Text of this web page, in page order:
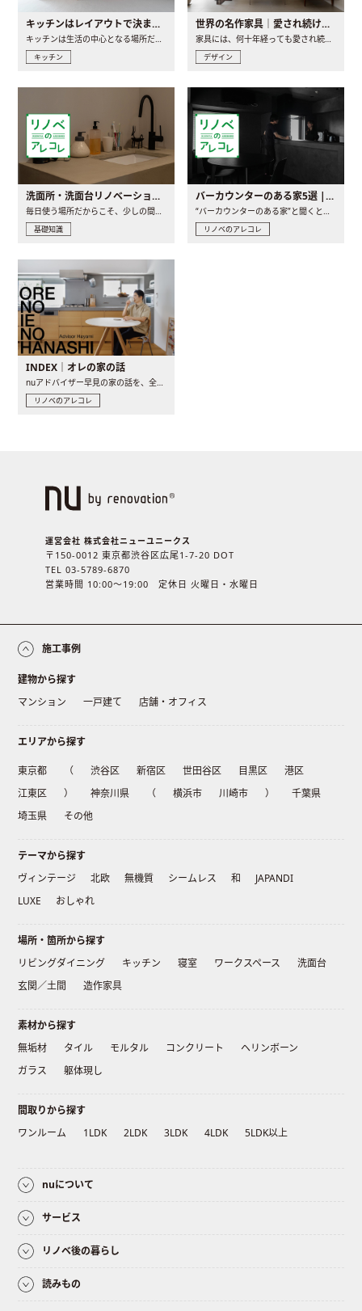
キッチンはレイアウトで決まる。後悔しないための考え方と選び方
キッチンは生活の中心となる場所だからこそ、家の中のどこに置..
キッチン
世界の名作家具｜愛され続ける理由と一生モノとの出会い方
家具には、何十年経っても愛され続ける「名作」と呼ばれるもの..
デザイン
洗面所・洗面台リノベーションの事例と間取りアイデア
毎日使う場所だからこそ、少しの間取りの工夫や素材の選び方で..
基礎知識
バーカウンターのある家5選 | 日常に馴染む“距離の近い”キッチンとは
“バーカウンターのある家”と聞くと、少し特別な、大人のための..
リノベのアレコレ
INDEX｜オレの家の話
nuアドバイザー早見の家の話を、全4話でお届け。リノベーションを..
リノベのアレコレ
運営会社 株式会社ニューユニークス
〒150-0012 東京都渋谷区広尾1-7-20 DOT
TEL 03-5789-6870
営業時間 10:00〜19:00 定休日 火曜日・水曜日
施工事例
建物から探す
マンション
一戸建て 店舗・オフィス
エリアから探す
東京都 （ 渋谷区 新宿区 世田谷区 目黒区
港区
江東区
） 神奈川県 （ 横浜市 川崎市 ）
千葉県
埼玉県
その他
テーマから探す
ヴィンテージ
北欧 無機質 シームレス 和
JAPANDI
LUXE
おしゃれ
場所・箇所から探す
リビングダイニング
キッチン 寝室 ワークスペース
洗面台
玄関／土間
造作家具
素材から探す
無垢材
タイル モルタル コンクリート
ヘリンボーン
ガラス
躯体現し
間取りから探す
ワンルーム
1LDK 2LDK 3LDK 4LDK 5LDK以上
nuについて
サービス
リノベ後の暮らし
読みもの